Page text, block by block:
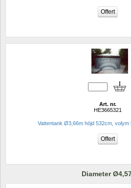
Art. nr.
HE3665321
Vattentank Ø3,66m höjd 532cm, volym
Diameter